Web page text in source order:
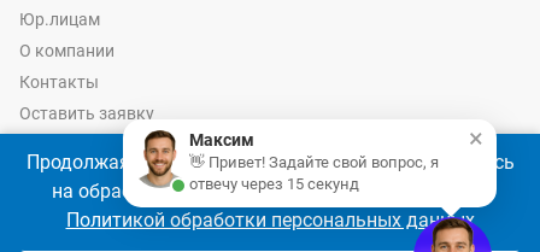
Юр.лицам
О компании
Контакты
Оставить заявку
Калькулятор крепежа
© 2026 год Оптово-розничные продажи крепежа и инструмента -
Продолжая использовать наш сайт, Вы соглашаетесь
на обработку файлов cookie 🍪 в соответствии с
Политикой обработки персональных данных
×
Максим
👋 Привет! Задайте свой вопрос, я
отвечу через 15 секунд